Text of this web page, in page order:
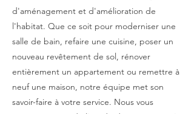
d'aménagement et d'amélioration de
l'habitat. Que ce soit pour moderniser une
salle de bain, refaire une cuisine, poser un
nouveau revêtement de sol, rénover
entièrement un appartement ou remettre à
neuf une maison, notre équipe met son
savoir-faire à votre service. Nous vous